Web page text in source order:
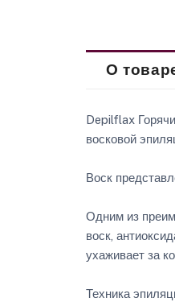
О
Depilflax
восковой
Воск
Одним из
воск,
ухаживает за
Техника